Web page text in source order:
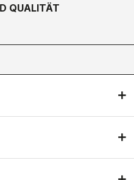
QUALITÄT